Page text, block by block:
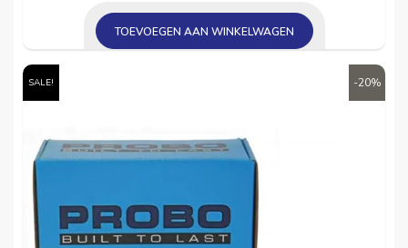
was:
€ 7,50.
is:
€ 5,95.
TOEVOEGEN AAN WINKELWAGEN
-20%
SALE!